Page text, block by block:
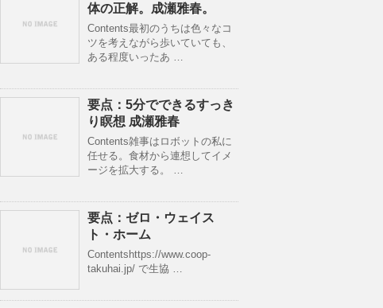
体の正解。成瀬雅春。
Contents最初のうちは色々なコ
ツを考えながら歩いていても、
ある程度いったあ …
要点：5分でできるすっき
り瞑想 成瀬雅春
Contents雑事はロボットの私に
任せる。食材から連想してイメ
ージを拡大する。 …
要点：ゼロ・ウェイス
ト・ホーム
Contentshttps://www.coop-
takuhai.jp/ で生協 …